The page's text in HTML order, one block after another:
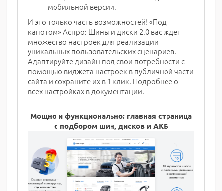
мобильной версии.
И это только часть возможностей! «Под
капотом» Аспро: Шины и диски 2.0 вас ждет
множество настроек для реализации
уникальных пользовательских сценариев.
Адаптируйте дизайн под свои потребности с
помощью виджета настроек в публичной части
сайта и сохраните их в 1 клик. Подробнее о
всех настройках в документации.
Мощно и функционально: главная страница
с подбором шин, дисков и АКБ